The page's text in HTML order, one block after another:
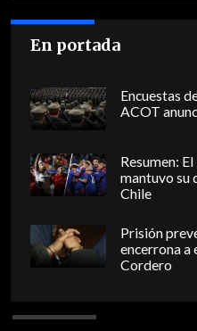
En portada
Encuestas
ACOT
Resumen:
mantuvo su
Chile
Prisión
encerrona a
Cordero